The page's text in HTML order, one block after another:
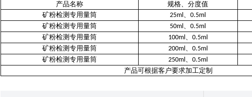
产品名称 规格、分度值
矿粉检测专用量筒
25ml、0.5ml
矿粉检测专用量筒
50ml、0.5ml
矿粉检测专用量筒
100ml、 0.5ml
矿粉检测专用量筒
200ml、 0.5ml
矿粉检测专用量筒
250ml、 0.5ml
产品可根据客户要求加工定制